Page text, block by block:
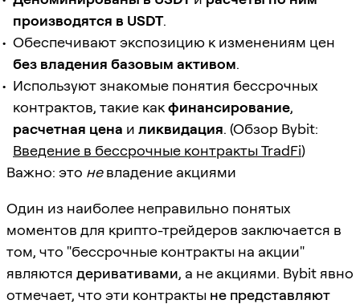
производятся в USDT.
Обеспечивают экспозицию к изменениям цен
без владения базовым активом.
Используют знакомые понятия бессрочных
контрактов, такие какфинансирование,
расчетная цена и ликвидация. (Обзор Bybit:
Введение в бессрочные контракты TradFi)
Важно: это невладение акциями
Один из наиболее неправильно понятых
моментов для крипто-трейдеров заключается в
том, что "бессрочные контракты на акции"
являются деривативами, а не акциями. Bybit явно
отмечает, что эти контракты не представляют